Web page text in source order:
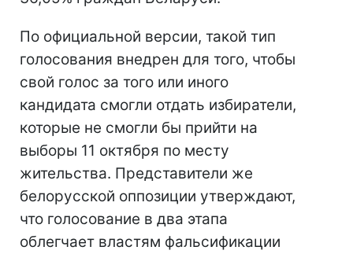
По официальной версии, такой тип
голосования внедрен для того, чтобы
свой голос за того или иного
кандидата смогли отдать избиратели,
которые не смогли бы прийти на
выборы 11 октября по месту
жительства. Представители же
белорусской оппозиции утверждают,
что голосование в два этапа
облегчает властям фальсификации